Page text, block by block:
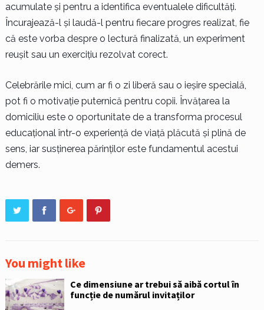
acumulate și pentru a identifica eventualele dificultăți.
Încurajează-l și laudă-l pentru fiecare progres realizat, fie
că este vorba despre o lectură finalizată, un experiment
reușit sau un exercițiu rezolvat corect.
Celebrările mici, cum ar fi o zi liberă sau o ieșire specială,
pot fi o motivație puternică pentru copii. Învățarea la
domiciliu este o oportunitate de a transforma procesul
educațional într-o experiență de viață plăcută și plină de
sens, iar susținerea părinților este fundamentul acestui
demers.
You might like
Ce dimensiune ar trebui să aibă cortul în
funcție de numărul invitaților